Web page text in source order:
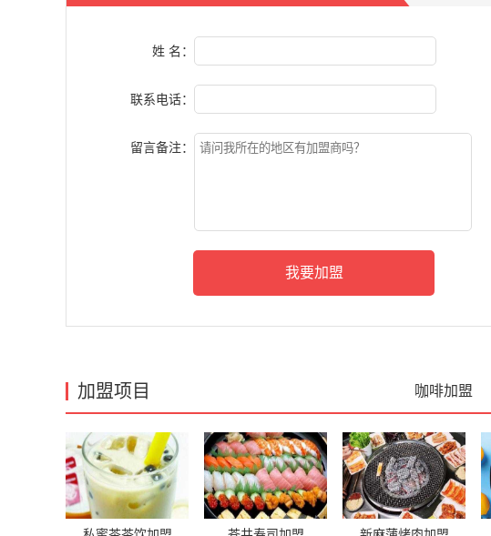
姓 名：
联系电话：
留言备注：
加盟项目 咖啡加盟